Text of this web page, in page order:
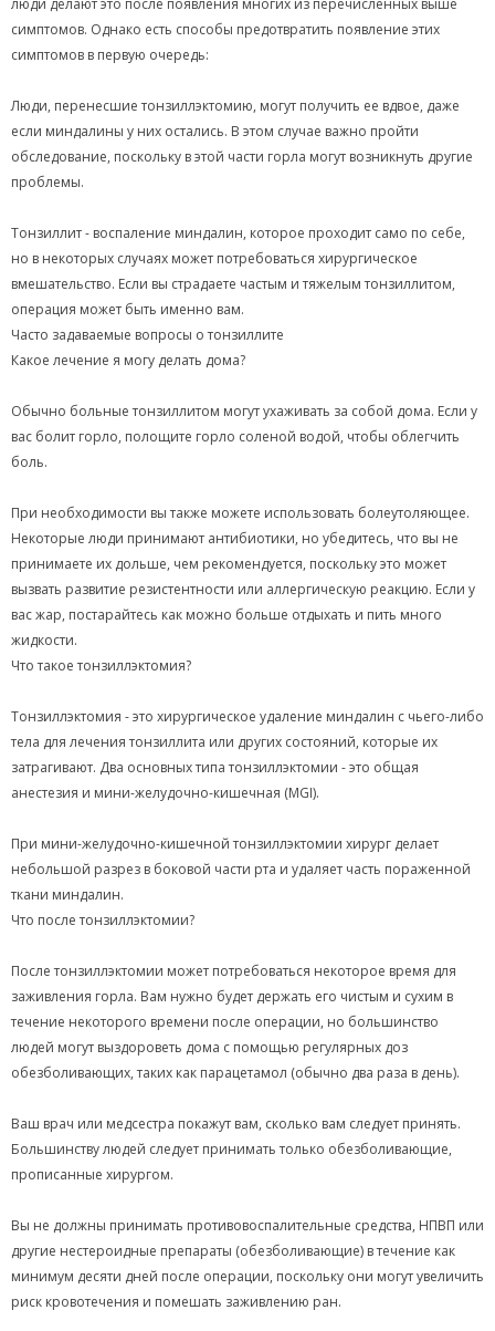
симптомов. Однако есть способы предотвратить появление этих
симптомов в первую очередь:
Люди, перенесшие тонзиллэктомию, могут получить ее вдвое, даже
если миндалины у них остались. В этом случае важно пройти
обследование, поскольку в этой части горла могут возникнуть другие
проблемы.
Тонзиллит - воспаление миндалин, которое проходит само по себе,
но в некоторых случаях может потребоваться хирургическое
вмешательство. Если вы страдаете частым и тяжелым тонзиллитом,
операция может быть именно вам.
Часто задаваемые вопросы о тонзиллите
Какое лечение я могу делать дома?
Обычно больные тонзиллитом могут ухаживать за собой дома. Если у
вас болит горло, полощите горло соленой водой, чтобы облегчить
боль.
При необходимости вы также можете использовать болеутоляющее.
Некоторые люди принимают антибиотики, но убедитесь, что вы не
принимаете их дольше, чем рекомендуется, поскольку это может
вызвать развитие резистентности или аллергическую реакцию. Если у
вас жар, постарайтесь как можно больше отдыхать и пить много
жидкости.
Что такое тонзиллэктомия?
Тонзиллэктомия - это хирургическое удаление миндалин с чьего-либо
тела для лечения тонзиллита или других состояний, которые их
затрагивают. Два основных типа тонзиллэктомии - это общая
анестезия и мини-желудочно-кишечная (MGI).
При мини-желудочно-кишечной тонзиллэктомии хирург делает
небольшой разрез в боковой части рта и удаляет часть пораженной
ткани миндалин.
Что после тонзиллэктомии?
После тонзиллэктомии может потребоваться некоторое время для
заживления горла. Вам нужно будет держать его чистым и сухим в
течение некоторого времени после операции, но большинство
людей могут выздороветь дома с помощью регулярных доз
обезболивающих, таких как парацетамол (обычно два раза в день).
Ваш врач или медсестра покажут вам, сколько вам следует принять.
Большинству людей следует принимать только обезболивающие,
прописанные хирургом.
Вы не должны принимать противовоспалительные средства, НПВП или
другие нестероидные препараты (обезболивающие) в течение как
минимум десяти дней после операции, поскольку они могут увеличить
риск кровотечения и помешать заживлению ран.